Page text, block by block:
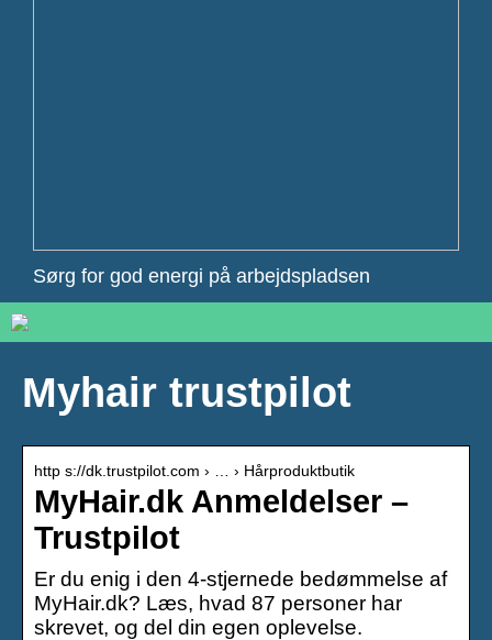
Sørg for god energi på arbejdspladsen
Myhair trustpilot
http s://dk.trustpilot.com › … › Hårproduktbutik
MyHair.dk Anmeldelser –
Trustpilot
Er du enig i den 4-stjernede bedømmelse af
MyHair.dk? Læs, hvad 87 personer har
skrevet, og del din egen oplevelse.